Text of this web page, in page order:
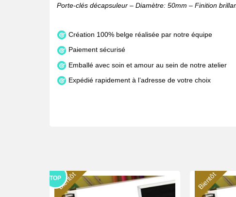
Porte-clés décapsuleur – Diamètre: 50mm – Finition
Création 100% belge réalisée par notre équipe
Paiement sécurisé
Emballé avec soin et amour au sein de notre atelier
Expédié rapidement à l’adresse de votre choix
TOPBientôt Bientôt